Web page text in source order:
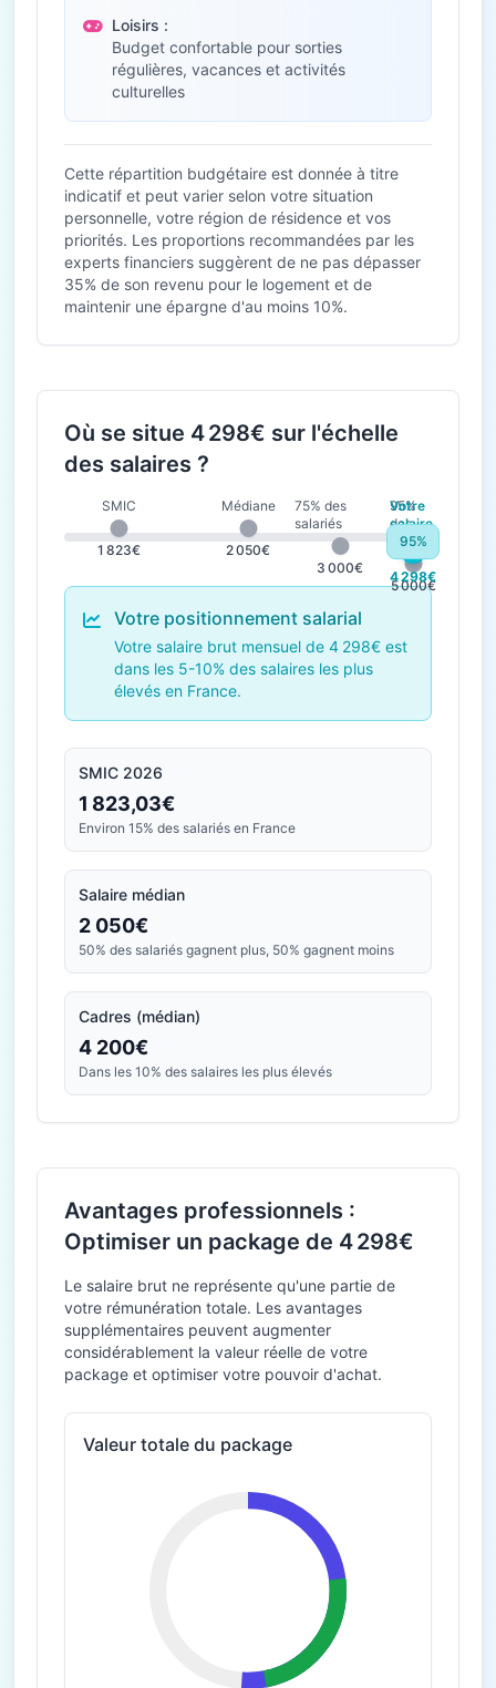
Loisirs :
Budget confortable pour sorties
régulières, vacances et activités
culturelles
Cette répartition budgétaire est donnée à titre
indicatif et peut varier selon votre situation
personnelle, votre région de résidence et vos
priorités. Les proportions recommandées par les
experts financiers suggèrent de ne pas dépasser
35% de son revenu pour le logement et de
maintenir une épargne d'au moins 10%.
Où se situe 4 298€ sur l'échelle
des salaires ?
SMIC
1 823€
Médiane
2 050€
75% des
salariés
3 000€
95%
des
salariés
5 000€
Votre
salaire
4 298€
95%
Votre positionnement salarial
Votre salaire brut mensuel de 4 298€ est
dans les 5-10% des salaires les plus
élevés en France.
SMIC 2026
1 823,03€
Environ 15% des salariés en France
Salaire médian
2 050€
50% des salariés gagnent plus, 50% gagnent moins
Cadres (médian)
4 200€
Dans les 10% des salaires les plus élevés
Avantages professionnels :
Optimiser un package de 4 298€
Le salaire brut ne représente qu'une partie de
votre rémunération totale. Les avantages
supplémentaires peuvent augmenter
considérablement la valeur réelle de votre
package et optimiser votre pouvoir d'achat.
Valeur totale du package